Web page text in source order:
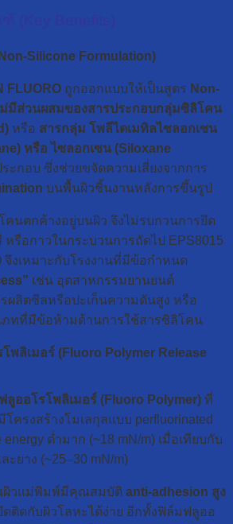
Silicone Formulation)
FLUORO ถูกออกแบบให้เป็นสูตร Non-
มีส่วนผสมของสารประกอบกลุ่มซิลิโคน
หรือ สารกลุ่ม โพลีไดเมทิลไซลอกเซน
หรือ ไซลอกเซน (Siloxane
ะกอบ ซึ่งช่วยขจัดความเสี่ยงจากการ
บนพื้นผิวชิ้นงานหลังการขึ้นรูป
คนตกค้างอยู่บนผิว จึงไม่รบกวนการยึด
หรือกาวในกระบวนการถัดไป EPS8015
จึงเหมาะกับโรงงานที่มีข้อกำหนด
เช่น อุตสาหกรรมยานยนต์
ผลิตซีลหรือปะเก็นความดันสูง หรือ
ภทที่มีข้อห้ามด้านการใช้สารซิลิโคน
พลิเมอร์ (Fluoro Polymer Release
ฟลูออโรโพลิเมอร์ (Fluoro Polymer) ที่
ครงสร้างโมเลกุลแบบ perfluorinated
ต่ำมาก (~18 mN/m) เมื่อเทียบกับ
ะยาง (~25–30 mN/m)
ผิวแม่พิมพ์มีคุณสมบัติ anti-adhesion สูง
ติดกับผิวโลหะได้ง่าย อีกทั้งฟิล์มฟลูออ